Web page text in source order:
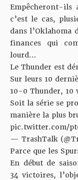
Empêcheront-ils
c’est le cas,
dans l’Oklahoma
finances qui
lourd…
Le Thunder est
Sur leurs 10
10-0 Thunder, 10
Soit la série se
manière la plus
pic.twitter.com/
— TrashTalk
Parce que les
En début de
34 victoires,